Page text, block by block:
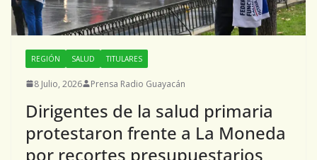
REGIÓN SALUD TITULARES
8 Julio, 2026 Prensa Radio Guayacán
Dirigentes de la salud primaria
protestaron frente a La Moneda
por recortes presupuestarios